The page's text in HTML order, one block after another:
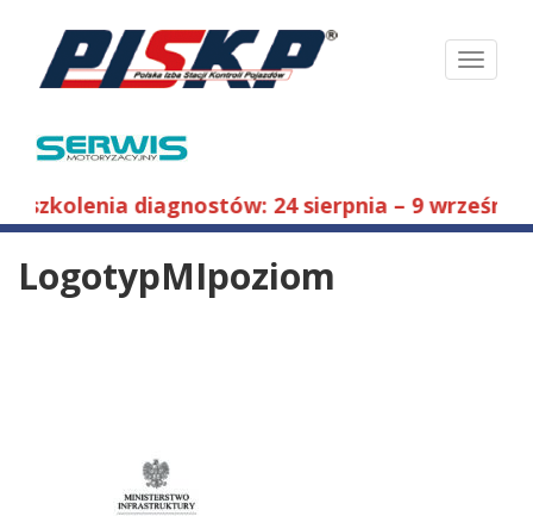
Toggle
szkolenia diagnostów: 24 sierpnia – 9 września
LogotypMIpoziom